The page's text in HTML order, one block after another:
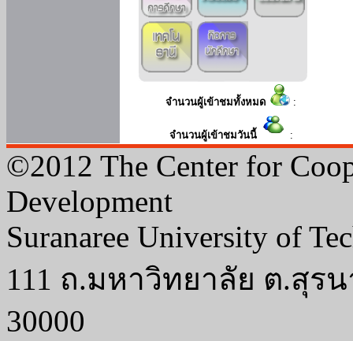
จำนวนผู้เข้าชมทั้งหมด :
จำนวนผู้เข้าชมวันนี้ :
©2012 The Center for
Development
Suranaree University of
111 ถ.มหาวิทยาลัย ต.สุร
30000